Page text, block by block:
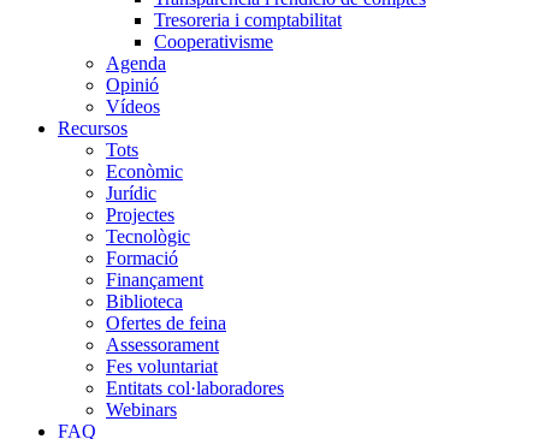
Tresoreria i comptabilitat
Cooperativisme
Agenda
Opinió
Vídeos
Recursos
Tots
Econòmic
Jurídic
Projectes
Tecnològic
Formació
Finançament
Biblioteca
Ofertes de feina
Assessorament
Fes voluntariat
Entitats col·laboradores
Webinars
FAQ